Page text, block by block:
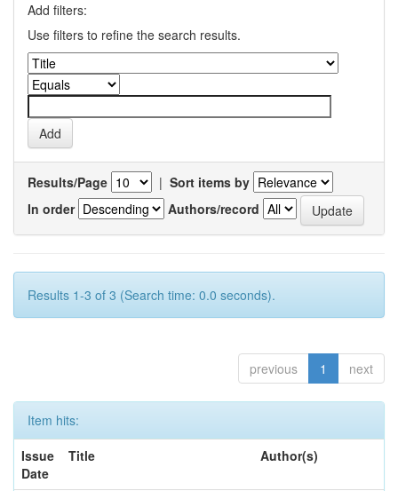
Add filters:
Use filters to refine the search results.
Results/Page | Sort items by
In order
Authors/record
Results 1-3 of 3 (Search time: 0.0 seconds).
previous 1 next
Item hits:
Issue
Date
Title Author(s)